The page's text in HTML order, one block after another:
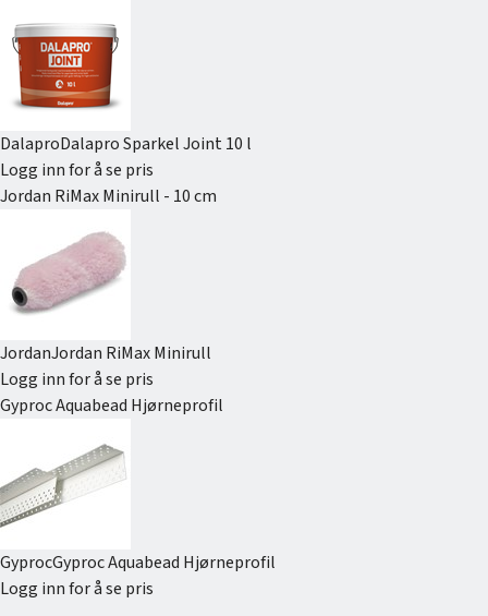
DalaproDalapro Sparkel Joint 10 l
Logg inn for å se pris
Jordan RiMax Minirull - 10 cm
JordanJordan RiMax Minirull
Logg inn for å se pris
Gyproc Aquabead Hjørneprofil
GyprocGyproc Aquabead Hjørneprofil
Logg inn for å se pris